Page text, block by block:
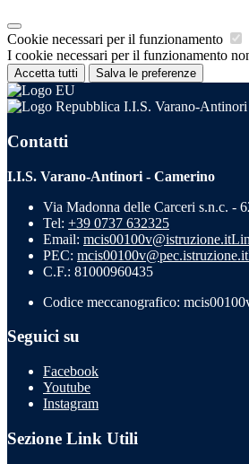
Cookie necessari per il funzionamento
I cookie necessari per il funzionamento
Accetta tutti Salva le preferenze
I.I.S. Varano-
Contatti
I.I.S. Varano-Antinori - Camerino
Via Madonna delle Carceri s.n.c. -
Tel: +39 0737 632325
Email: mcis00100v@istruzione.it
PEC: mcis00100v@pec.istruzione.it
C.F.: 81000960435
Codice meccanografico:
Seguici su
Facebook
Youtube
Instagram
Sezione Link Utili